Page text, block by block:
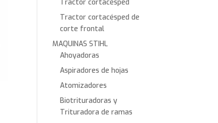
Tractor cortacésped
Tractor cortacésped de
corte frontal
MAQUINAS STIHL
Ahoyadoras
Aspiradores de hojas
Atomizadores
Biotrituradoras y
Trituradora de ramas